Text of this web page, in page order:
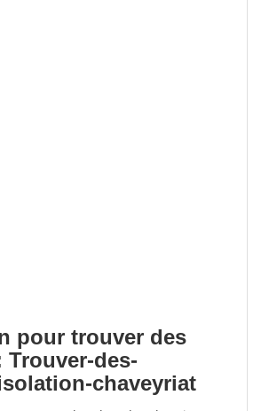
pour trouver des
Trouver-des-
chaveyriat